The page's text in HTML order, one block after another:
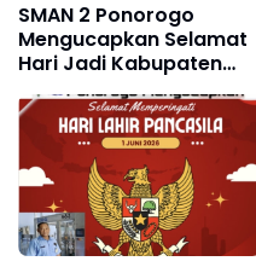
SMAN 2 Ponorogo
Mengucapkan Selamat
Hari Jadi Kabupaten
Ponorogo ke 530, 11
Agustus 1496 - 11
Agustus 2026